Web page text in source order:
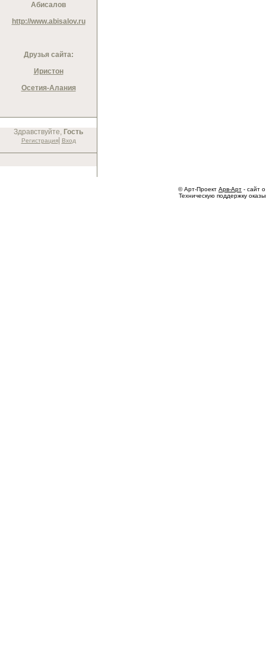
Абисалов
http://www.abisalov.ru
Друзья сайта:
Иристон
Осетия-Алания
Здравствуйте, Гость
Регистрация| Вход
© Арт-Проект Арв-Арт - сайт
Техническую поддержку